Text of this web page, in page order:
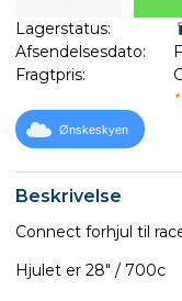
Beskrivelse
Connect forhjul til
Hjulet er 28" / 700c
Lagerstatus:
Afsendelsesdato:
Fragtpris:
Ønskeskyen